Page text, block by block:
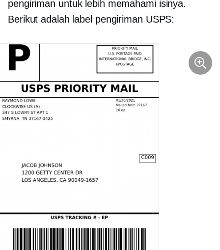
pengiriman untuk lebih memahami isinya.
Berikut adalah label pengiriman USPS: